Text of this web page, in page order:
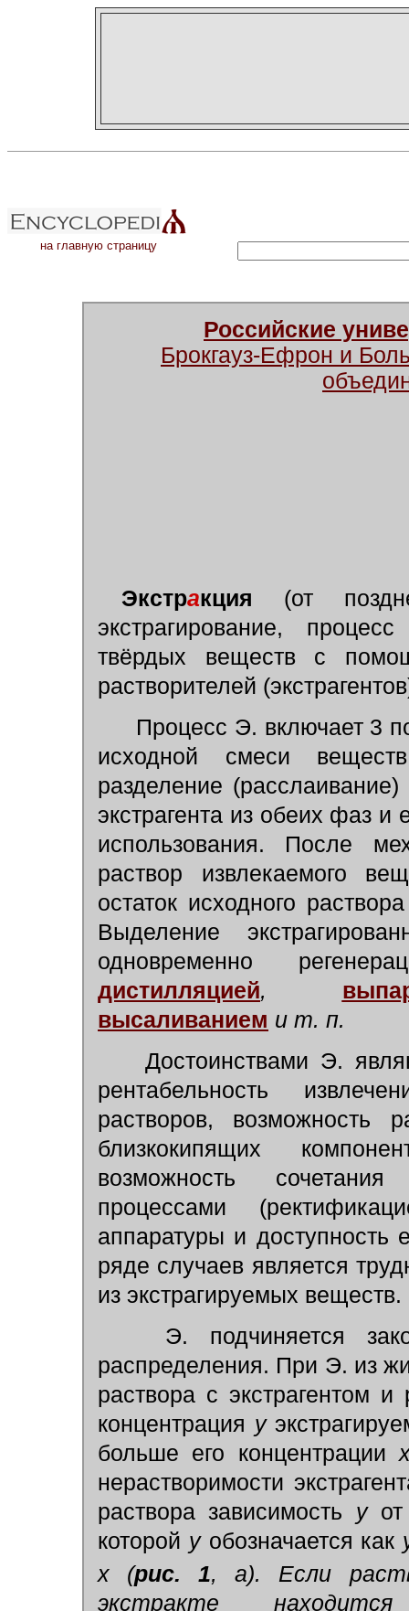
на главную страницу
Российские
Брокгауз-Ефрон и
Экстракция (от
экстрагирование,
твёрдых веществ с
растворителей
Процесс Э. включает 3
исходной смеси
разделение
экстрагента из обеих фаз и
использования. После
раствор извлекаемого
остаток исходного
Выделение
одновременно
дистилляцией,
высаливанием и т. п.
Достоинствами Э.
рентабельность
растворов, возможность
близкокипящих
возможность
процессами
аппаратуры и доступность
ряде случаев является
из экстрагируемых веществ.
Э. подчиняется
распределения. При Э. из
раствора с экстрагентом
концентрация у
больше его концентрации
нерастворимости
раствора зависимость у
которой уобозначается как
х (рис. 1, а). Если
экстракте